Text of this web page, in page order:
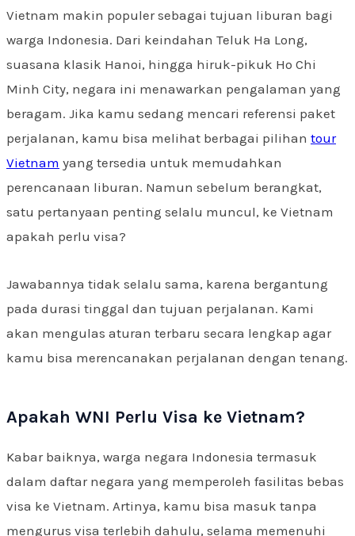
Vietnam makin populer sebagai tujuan liburan bagi
warga Indonesia. Dari keindahan Teluk Ha Long,
suasana klasik Hanoi, hingga hiruk-pikuk Ho Chi
Minh City, negara ini menawarkan pengalaman yang
beragam. Jika kamu sedang mencari referensi paket
perjalanan, kamu bisa melihat berbagai pilihan tour
Vietnam yang tersedia untuk memudahkan
perencanaan liburan. Namun sebelum berangkat,
satu pertanyaan penting selalu muncul, ke Vietnam
apakah perlu visa?
Jawabannya tidak selalu sama, karena bergantung
pada durasi tinggal dan tujuan perjalanan. Kami
akan mengulas aturan terbaru secara lengkap agar
kamu bisa merencanakan perjalanan dengan tenang.
Apakah WNI Perlu Visa ke Vietnam?
Kabar baiknya, warga negara Indonesia termasuk
dalam daftar negara yang memperoleh fasilitas bebas
visa ke Vietnam. Artinya, kamu bisa masuk tanpa
mengurus visa terlebih dahulu, selama memenuhi